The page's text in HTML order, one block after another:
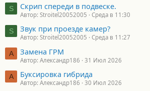
S Скрип спереди в подвеске.
Автор: Stroitel20052005 Среда в 11:30
S Звук при проезде камер?
Автор: Stroitel20052005 Среда в 11:27
А Замена ГРМ
Автор: Александр186 31 Июл 2026
А Буксировка гибрида
Автор: Александр186 30 Июл 2026